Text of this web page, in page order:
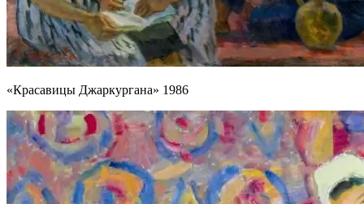
«Красавицы Джаркургана» 1986